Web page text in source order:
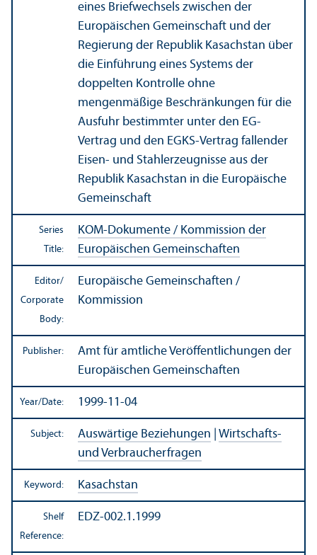
eines Briefwechsels zwischen der
Europäischen Gemeinschaft und der
Regierung der Republik Kasachstan über
die Einführung eines Systems der
doppelten Kontrolle ohne
mengenmäßige Beschränkungen für die
Ausfuhr bestimmter unter den EG-
Vertrag und den EGKS-Vertrag fallender
Eisen- und Stahlerzeugnisse aus der
Republik Kasachstan in die Europäische
Gemeinschaft
Series
Title:
KOM-Dokumente / Kommission der
Europäischen Gemeinschaften
Editor/
Corporate
Body:
Europäische Gemeinschaften /
Kommission
Publisher:
Amt für amtliche Veröffentlichungen der
Europäischen Gemeinschaften
Year/Date: 1999-11-04
Subject: Auswärtige Beziehungen
Wirtschafts-
und Verbraucherfragen
Keyword: Kasachstan
Shelf
Reference:
EDZ-002.1.1999